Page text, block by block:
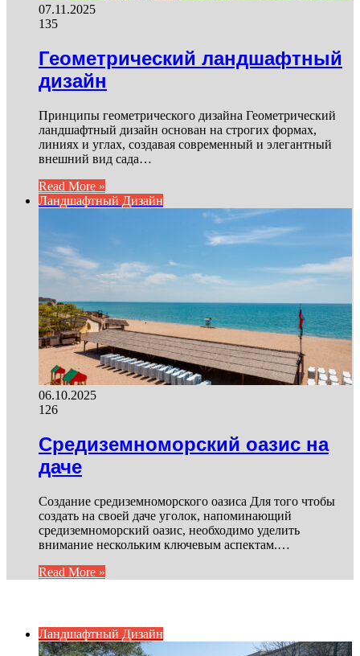
07.11.2025
135
Геометрический ландшафтный
дизайн
Принципы геометрического дизайна Геометрический
ландшафтный дизайн основан на строгих формах,
линиях и углах, создавая современный и элегантный
внешний вид сада…
Read More »
Ландшафтный Дизайн
06.10.2025
126
Средиземноморский оазис на
даче
Создание средиземноморского оазиса Для того чтобы
создать на своей даче уголок, напоминающий
средиземноморский оазис, необходимо уделить
внимание нескольким ключевым аспектам.…
Read More »
Ландшафтный Дизайн